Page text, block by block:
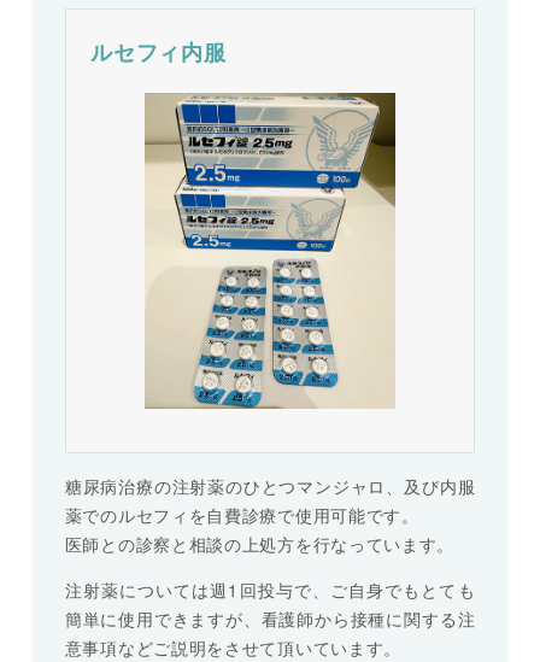
ルセフィ内服
糖尿病治療の注射薬のひとつマンジャロ、及び内服
薬でのルセフィを自費診療で使用可能です。
医師との診察と相談の上処方を行なっています。
注射薬については週1回投与で、ご自身でもとても
簡単に使用できますが、看護師から接種に関する注
意事項などご説明をさせて頂いています。